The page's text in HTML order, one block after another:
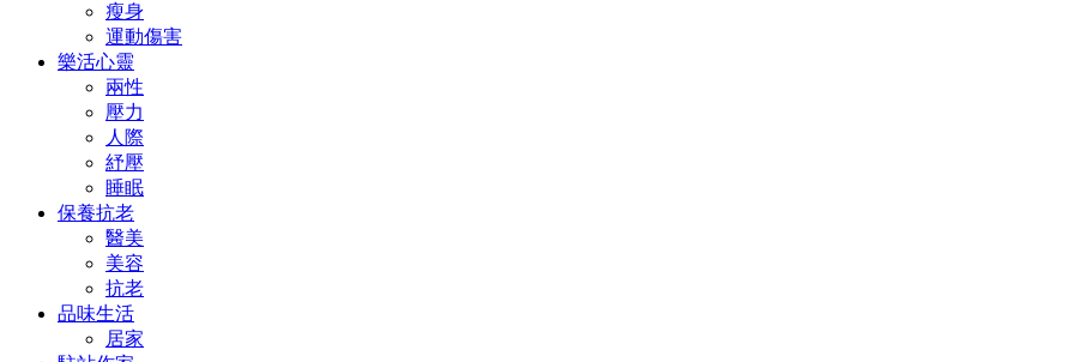
瘦身
運動傷害
樂活心靈
兩性
壓力
人際
紓壓
睡眠
保養抗老
醫美
美容
抗老
品味生活
居家